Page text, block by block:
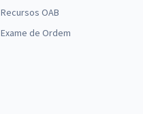
Recursos OAB
Exame de Ordem